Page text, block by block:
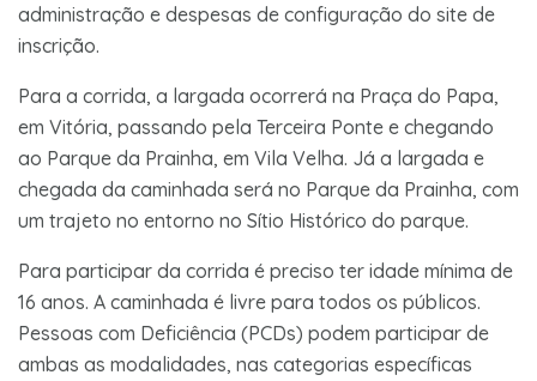
administração e despesas de configuração do site de
inscrição.
Para a corrida, a largada ocorrerá na Praça do Papa,
em Vitória, passando pela Terceira Ponte e chegando
ao Parque da Prainha, em Vila Velha. Já a largada e
chegada da caminhada será no Parque da Prainha, com
um trajeto no entorno no Sítio Histórico do parque.
Para participar da corrida é preciso ter idade mínima de
16 anos. A caminhada é livre para todos os públicos.
Pessoas com Deficiência (PCDs) podem participar de
ambas as modalidades, nas categorias específicas